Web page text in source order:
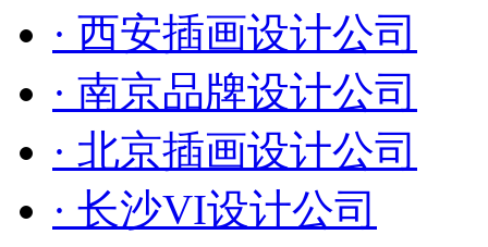
· 西安插画设计公司
· 南京品牌设计公司
· 北京插画设计公司
· 长沙VI设计公司